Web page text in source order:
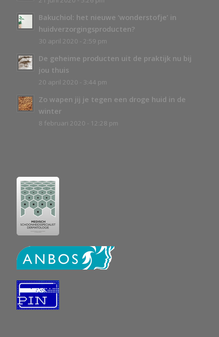
Bakuchiol: het nieuwe ‘wonderstofje’ in
huidverzorgingsproducten?
30 april 2020 - 2:59 pm
De geheime producten uit de praktijk nu bij
jou thuis
20 april 2020 - 3:44 pm
Zo wapen jij je tegen een droge huid in de
winter
8 februari 2020 - 12:28 pm